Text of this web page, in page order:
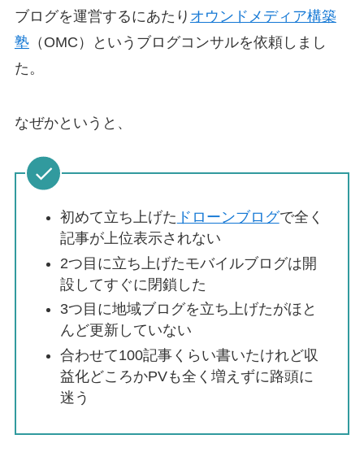
ブログを運営するにあたり オウンドメディア構築
塾 （OMC）というブログコンサルを依頼しまし
た。
なぜかというと、
初めて立ち上げた ドローンブログで全く
記事が上位表示されない
2つ目に立ち上げたモバイルブログは開
設してすぐに閉鎖した
3つ目に地域ブログを立ち上げたがほと
んど更新していない
合わせて100記事くらい書いたけれど収
益化どころかPVも全く増えずに路頭に
迷う